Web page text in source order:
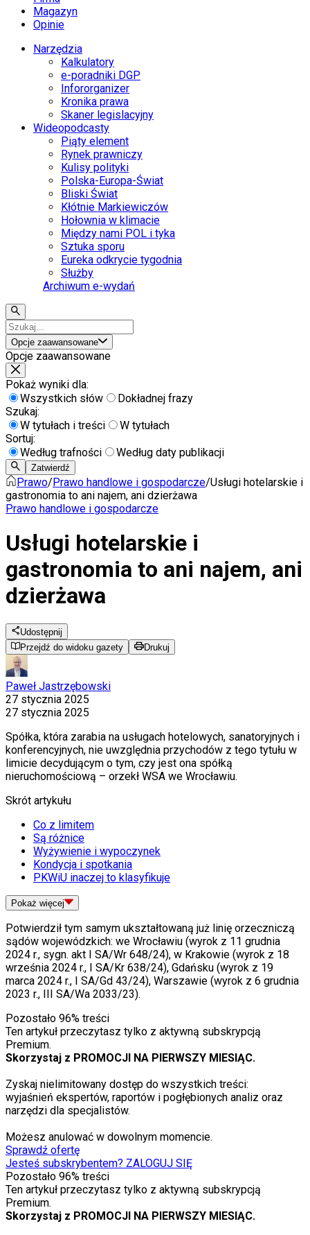
Magazyn
Opinie
Narzędzia
Kalkulatory
e-poradniki DGP
Infororganizer
Kronika prawa
Skaner legislacyjny
Wideopodcasty
Piąty element
Rynek prawniczy
Kulisy polityki
Polska-Europa-Świat
Bliski Świat
Kłótnie Markiewiczów
Hołownia w klimacie
Między nami POL i tyka
Sztuka sporu
Eureka odkrycie tygodnia
Służby
Archiwum e-wydań
Opcje zaawansowane
Opcje zaawansowane
Pokaż wyniki dla:
Wszystkich słów
Dokładnej frazy
Szukaj:
W tytułach i treści
W tytułach
Sortuj:
Według trafności
Według daty publikacji
Zatwierdź
Prawo/Prawo handlowe i gospodarcze/Usługi hotelarskie i
gastronomia to ani najem, ani dzierżawa
Prawo handlowe i gospodarcze
Usługi hotelarskie i
gastronomia to ani najem, ani
dzierżawa
Udostępnij
Przejdź do widoku gazety
Drukuj
Paweł Jastrzębowski
27 stycznia 2025
27 stycznia 2025
Spółka, która zarabia na usługach hotelowych, sanatoryjnych i
konferencyjnych, nie uwzględnia przychodów z tego tytułu w
limicie decydującym o tym, czy jest ona spółką
nieruchomościową – orzekł WSA we Wrocławiu.
Skrót artykułu
Co z limitem
Są różnice
Wyżywienie i wypoczynek
Kondycja i spotkania
PKWiU inaczej to klasyfikuje
Pokaż więcej
Potwierdził tym samym ukształtowaną już linię orzeczniczą
sądów wojewódzkich: we Wrocławiu (wyrok z 11 grudnia
2024 r., sygn. akt I SA/Wr 648/24), w Krakowie (wyrok z 18
września 2024 r., I SA/Kr 638/24), Gdańsku (wyrok z 19
marca 2024 r., I SA/Gd 43/24), Warszawie (wyrok z 6 grudnia
2023 r., III SA/Wa 2033/23).
Pozostało 96% treści
Ten artykuł przeczytasz tylko z aktywną subskrypcją
Premium.
Skorzystaj z PROMOCJI NA PIERWSZY MIESIĄC.
Zyskaj nielimitowany dostęp do wszystkich treści:
wyjaśnień ekspertów, raportów i pogłębionych analiz oraz
narzędzi dla specjalistów.
Możesz anulować w dowolnym momencie.
Sprawdź ofertę
Jesteś subskrybentem? ZALOGUJ SIĘ
Pozostało 96% treści
Ten artykuł przeczytasz tylko z aktywną subskrypcją
Premium.
Skorzystaj z PROMOCJI NA PIERWSZY MIESIĄC.